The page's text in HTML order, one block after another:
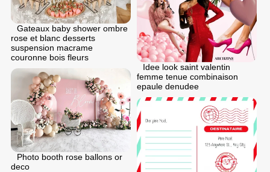
Gateaux baby shower ombre
rose et blanc desserts
suspension macrame
couronne bois fleurs
Idee look saint valentin
femme tenue combinaison
epaule denudee
Photo booth rose ballons or
deco